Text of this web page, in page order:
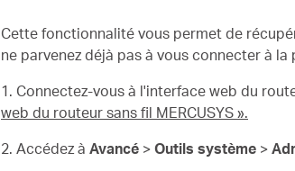
Cette fonctionnalité vous permet de
ne parvenez déjà pas à vous connecter à
1. Connectez-vous à l'interface web du
web du routeur sans fil MERCUSYS ».
2. Accédez à Avancé > Outils système >